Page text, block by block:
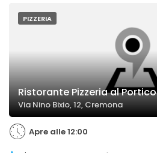
PIZZERIA
Ristorante Pizzeria al Portico
Via Nino Bixio, 12, Cremona
Apre alle 12:00